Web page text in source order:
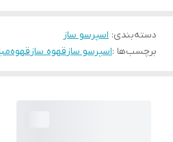
دسته‌بندی: اسپرسو ساز
برچسب‌ها :اسپرسو ساز قهوه ساز قهوه